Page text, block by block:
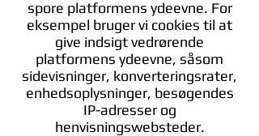
spore platformens ydeevne. For
eksempel bruger vi cookies til at
give indsigt vedrørende
platformens ydeevne, såsom
sidevisninger, konverteringsrater,
enhedsoplysninger, besøgendes
IP-adresser og
henvisningswebsteder.